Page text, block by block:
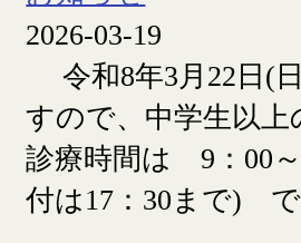
2026-03-19
令和8年3月22日(
すので、中学生以
診療時間は 9：00
付は17：30まで) で